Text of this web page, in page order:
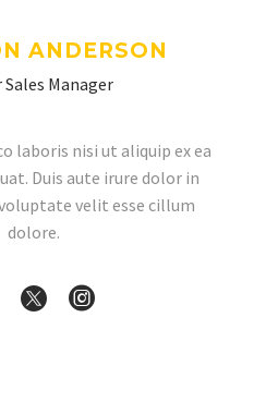
ANDERSON
Sales Manager
laboris nisi ut aliquip ex ea
Duis aute irure dolor in
velit esse cillum
dolore.